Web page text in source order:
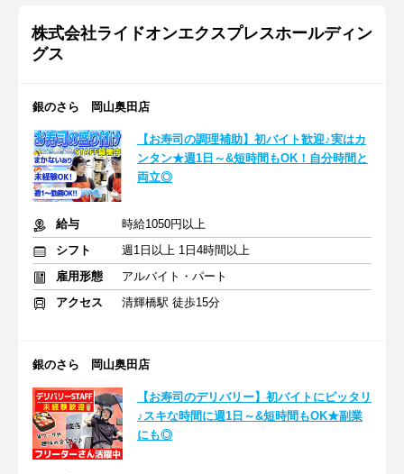
株式会社ライドオンエクスプレスホールディン
グス
銀のさら 岡山奥田店
【お寿司の調理補助】初バイト歓迎♪実はカ
ンタン★週1日～&短時間もOK！自分時間と
両立◎
給与
時給1050円以上
シフト
週1日以上 1日4時間以上
雇用形態
アルバイト・パート
アクセス
清輝橋駅 徒歩15分
銀のさら 岡山奥田店
【お寿司のデリバリー】初バイトにピッタリ
♪スキな時間に週1日～&短時間もOK★副業
にも◎